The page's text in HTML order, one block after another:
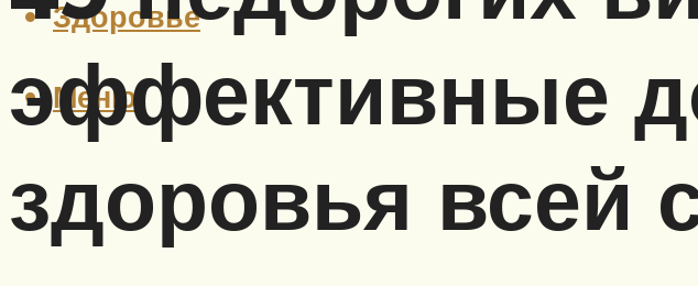
Здоровье
Меню
эффективные
здоровья всей